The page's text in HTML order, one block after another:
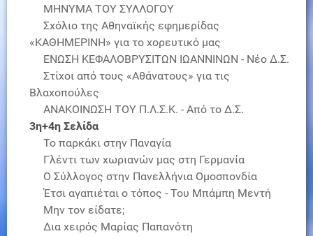
ΜΗΝΥΜΑ ΤΟΥ ΣΥΛΛΟΓΟΥ
Σχόλιο της Αθηναϊκής εφημερίδας
«ΚΑΘΗΜΕΡΙΝΗ» για το χορευτικό μας
ΕΝΩΣΗ ΚΕΦΑΛΟΒΡΥΣΙΤΩΝ ΙΩΑΝΝΙΝΩΝ - Νέο Δ.Σ.
Στίχοι από τους «Αθάνατους» για τις
Βλαχοπούλες
ΑΝΑΚΟΙΝΩΣΗ ΤΟΥ Π.Λ.Σ.Κ. - Από το Δ.Σ.
3η+4η Σελίδα
Το παρκάκι στην Παναγία
Γλέντι των χωριανών μας στη Γερμανία
Ο Σύλλογος στην Πανελλήνια Ομοσπονδία
Έτσι αγαπιέται ο τόπος - Του Μπάμπη Μεντή
Μην τον είδατε;
Δια χειρός Μαρίας Παπανότη